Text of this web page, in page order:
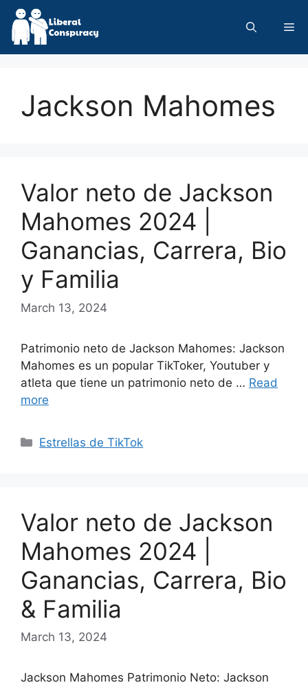
Skip
content
Jackson Mahomes
Valor neto de Jackson
Mahomes 2024 |
Ganancias, Carrera, Bio
y Familia
March 13, 2024
Patrimonio neto de Jackson Mahomes: Jackson
Mahomes es un popular TikToker, Youtuber y
atleta que tiene un patrimonio neto de … Read
more
Categories
Estrellas de TikTok
Valor neto de Jackson
Mahomes 2024 |
Ganancias, Carrera, Bio
& Familia
March 13, 2024
Jackson Mahomes Patrimonio Neto: Jackson